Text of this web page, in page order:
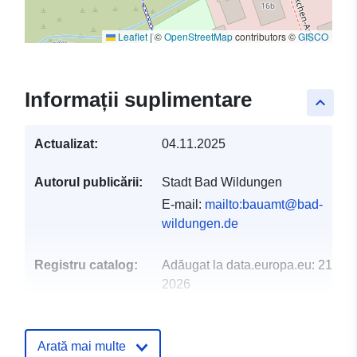
Leaflet |©OpenStreetMapcontributors ©GISCO
keyboard_arrow_up
Informații suplimentare
Actualizat: 04.11.2025
Autorul publicării:
Stadt Bad Wildungen
E-mail: mailto:bauamt@bad-
wildungen.de
Registru catalog: Adăugat la data.europa.eu: 21
2026
Arată mai multe